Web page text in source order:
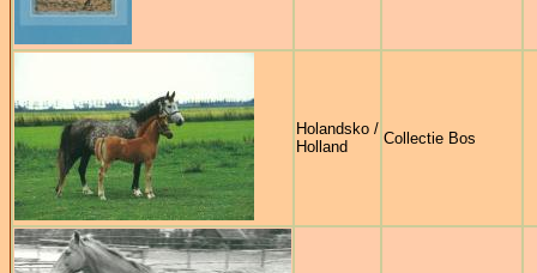
Holandsko /
Holland
Collectie Bos